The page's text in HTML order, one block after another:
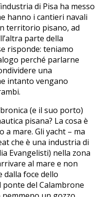
di Pisa ha messo
hanno i cantieri navali
territorio pisano, ad
parte della
risponde: teniamo
perché parlarne
una
intanto vengano
(e il suo porto)
pisana? La cosa è
a mare. Gli yacht – ma
che è una industria di
Evangelisti) nella zona
al mare e non
dalla foce dello
ponte del Calambrone